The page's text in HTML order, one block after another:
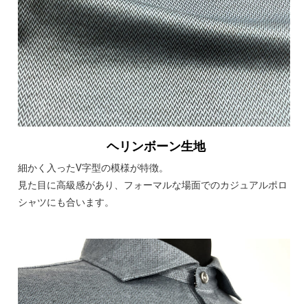
ヘリンボーン生地
細かく入ったV字型の模様が特徴。
見た目に高級感があり、フォーマルな場面でのカジュアルポロ
シャツにも合います。